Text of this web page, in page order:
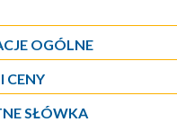
OGÓLNE
CENY
SŁÓWKA